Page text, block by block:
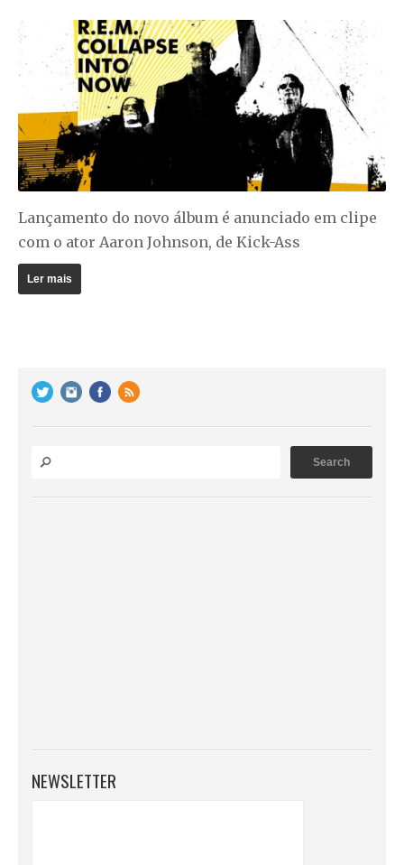
Lançamento do novo álbum é anunciado em clipe
com o ator Aaron Johnson, de Kick-Ass
Ler mais
NEWSLETTER